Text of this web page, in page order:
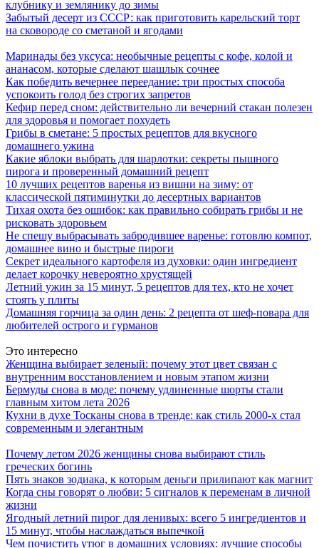
клубнику и землянику до зимы
Забытый десерт из СССР: как приготовить карельский торт
на сковороде со сметаной и ягодами
Маринады без уксуса: необычные рецепты с кофе, колой и
ананасом, которые сделают шашлык сочнее
Как победить вечернее переедание: три простых способа
успокоить голод без строгих запретов
Кефир перед сном: действительно ли вечерний стакан полезен
для здоровья и помогает похудеть
Грибы в сметане: 5 простых рецептов для вкусного
домашнего ужина
Какие яблоки выбрать для шарлотки: секреты пышного
пирога и проверенный домашний рецепт
10 лучших рецептов варенья из вишни на зиму: от
классической пятиминутки до десертных вариантов
Тихая охота без ошибок: как правильно собирать грибы и не
рисковать здоровьем
Не спешу выбрасывать забродившее варенье: готовлю компот,
домашнее вино и быстрые пироги
Секрет идеального картофеля из духовки: один ингредиент
делает корочку невероятно хрустящей
Летний ужин за 15 минут, 5 рецептов для тех, кто не хочет
стоять у плиты
Домашняя горчица за один день: 2 рецепта от шеф-повара для
любителей острого и гурманов
Это интересно
Женщина выбирает зеленый: почему этот цвет связан с
внутренним восстановлением и новым этапом жизни
Бермуды снова в моде: почему удлиненные шорты стали
главным хитом лета 2026
Кухни в духе Тосканы снова в тренде: как стиль 2000-х стал
современным и элегантным
Почему летом 2026 женщины снова выбирают стиль
греческих богинь
Пять знаков зодиака, к которым деньги прилипают как магнит
Когда сны говорят о любви: 5 сигналов к переменам в личной
жизни
Ягодный летний пирог для ленивых: всего 5 ингредиентов и
15 минут, чтобы наслаждаться выпечкой
Чем почистить утюг в домашних условиях: лучшие способы